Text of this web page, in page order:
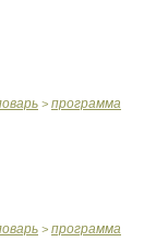
> программа
> программа